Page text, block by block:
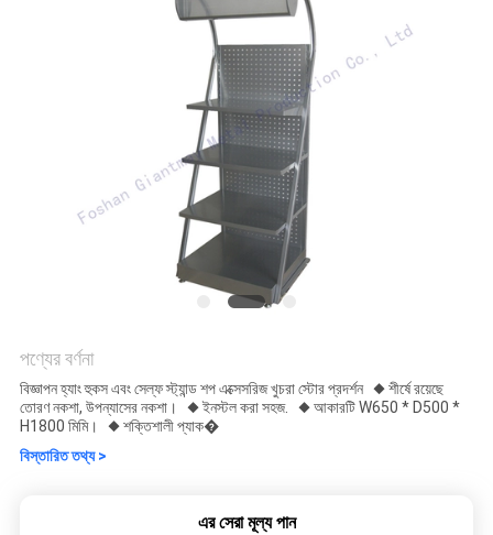
পণ্যের বর্ণনা
বিজ্ঞাপন হ্যাং হুকস এবং সেল্ফ স্ট্যান্ড শপ এক্সেসরিজ খুচরা স্টোর প্রদর্শন ◆ শীর্ষে রয়েছে
তোরণ নকশা, উপন্যাসের নকশা। ◆ ইনস্টল করা সহজ. ◆ আকারটি W650 * D500 *
H1800 মিমি। ◆ শক্তিশালী প্যাক�
বিস্তারিত তথ্য >
এর সেরা মূল্য পান